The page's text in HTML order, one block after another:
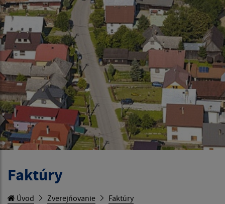
Faktúry
Úvod Zverejňovanie Faktúry